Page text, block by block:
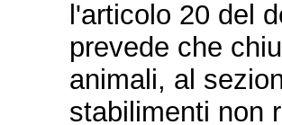
l'articolo 20 del
prevede che
animali, al
stabilimenti non